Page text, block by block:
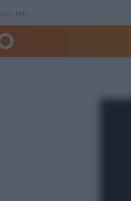
KONTAKT